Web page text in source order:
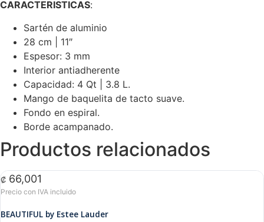
3.8L
Hamilton
Beach
cantidad
CARACTERISTICAS:
Sartén de aluminio
28 cm | 11″
Espesor: 3 mm
Interior antiadherente
Capacidad: 4 Qt | 3.8 L.
Mango de baquelita de tacto suave.
Fondo en espiral.
Borde acampanado.
Productos relacionados
₡ 66,001
BEAUTIFUL by Estee Lauder